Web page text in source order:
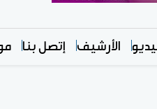
الأرشيف إتصل بنا